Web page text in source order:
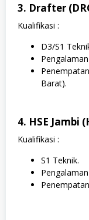
3. Drafter
Kualifikasi :
D3/S1
Barat).
4. HSE Jambi
Kualifikasi :
S1 Teknik.